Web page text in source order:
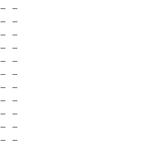
–
–
–
–
–
–
–
–
–
–
–
–
–
–
–
–
–
–
–
–
–
–